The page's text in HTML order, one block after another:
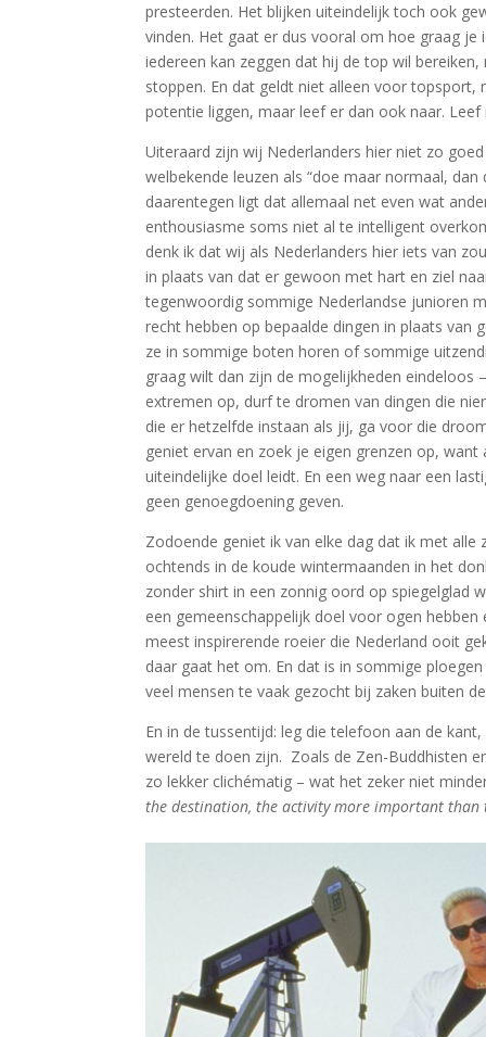
presteerden. Het blijken uiteindelijk toch ook
vinden. Het gaat er dus vooral om hoe graag
iedereen kan zeggen dat hij de top wil
stoppen. En dat geldt niet alleen voor
potentie liggen, maar leef er dan ook naar.
Uiteraard zijn wij Nederlanders hier niet zo
welbekende leuzen als “doe maar normaal,
daarentegen ligt dat allemaal net even wat
enthousiasme soms niet al te intelligent
denk ik dat wij als Nederlanders hier iets van
in plaats van dat er gewoon met hart en ziel
tegenwoordig sommige Nederlandse junioren
recht hebben op bepaalde dingen in plaats
ze in sommige boten horen of sommige
graag wilt dan zijn de mogelijkheden eindeloos
extremen op, durf te dromen van dingen die
die er hetzelfde instaan als jij, ga voor die
geniet ervan en zoek je eigen grenzen op,
uiteindelijke doel leidt. En een weg naar een
geen genoegdoening geven.
Zodoende geniet ik van elke dag dat ik met alle
ochtends in de koude wintermaanden in het
zonder shirt in een zonnig oord op spiegelglad
een gemeenschappelijk doel voor ogen
meest inspirerende roeier die Nederland ooit
daar gaat het om. En dat is in sommige
veel mensen te vaak gezocht bij zaken buiten
En in de tussentijd: leg die telefoon aan de
wereld te doen zijn. Zoals de Zen-Buddhisten
zo lekker clichématig – wat het zeker niet
the destination, the activity more important than